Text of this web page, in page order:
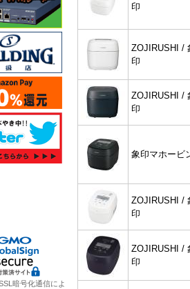
印
ZOJIRUSHI /
印
ZOJIRUSHI /
印
象印マホービ
ZOJIRUSHI /
印
ZOJIRUSHI /
印
暗号化通信によ